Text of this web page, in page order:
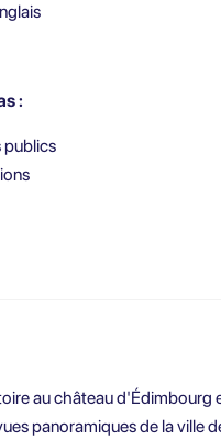
:
publics
au château d'Édimbourg
panoramiques de la ville